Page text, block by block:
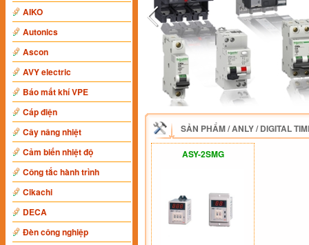
AIKO
Autonics
Ascon
AVY electric
Báo mất khí VPE
Cáp điện
Cây nâng nhiệt
Cảm biến nhiệt độ
Công tắc hành trình
Cikachi
DECA
Đèn công nghiệp
SẢN PHẨM/ANLY/DIGITAL
ASY-2SMG